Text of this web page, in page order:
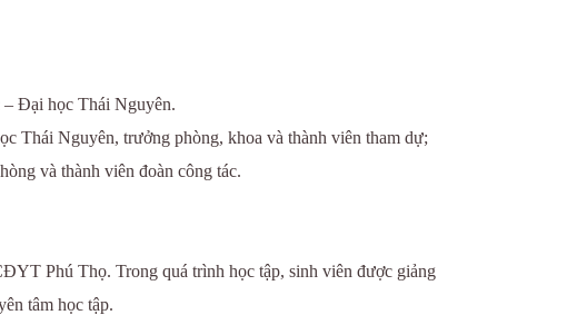
– Đại học Thái Nguyên.
Thái Nguyên, trưởng phòng, khoa và thành viên tham dự;
và thành viên đoàn công tác.
Phú Thọ. Trong quá trình học tập, sinh viên được giảng
tâm học tập.